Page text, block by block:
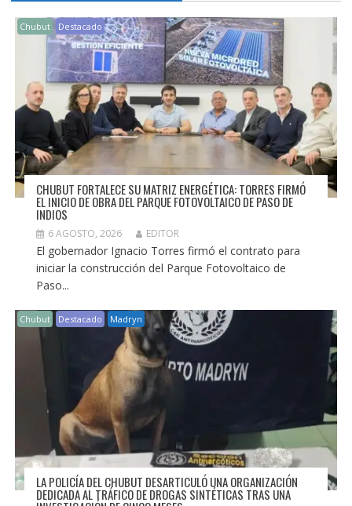
Chubut Destacado
CHUBUT FORTALECE SU MATRIZ ENERGÉTICA: TORRES FIRMÓ
EL INICIO DE OBRA DEL PARQUE FOTOVOLTAICO DE PASO DE
INDIOS
6 AGOSTO, 2026 EDITOR
El gobernador Ignacio Torres firmó el contrato para
iniciar la construcción del Parque Fotovoltaico de
Paso...
Chubut Destacado Madryn
LA POLICÍA DEL CHUBUT DESARTICULÓ UNA ORGANIZACIÓN
DEDICADA AL TRÁFICO DE DROGAS SINTÉTICAS TRAS UNA